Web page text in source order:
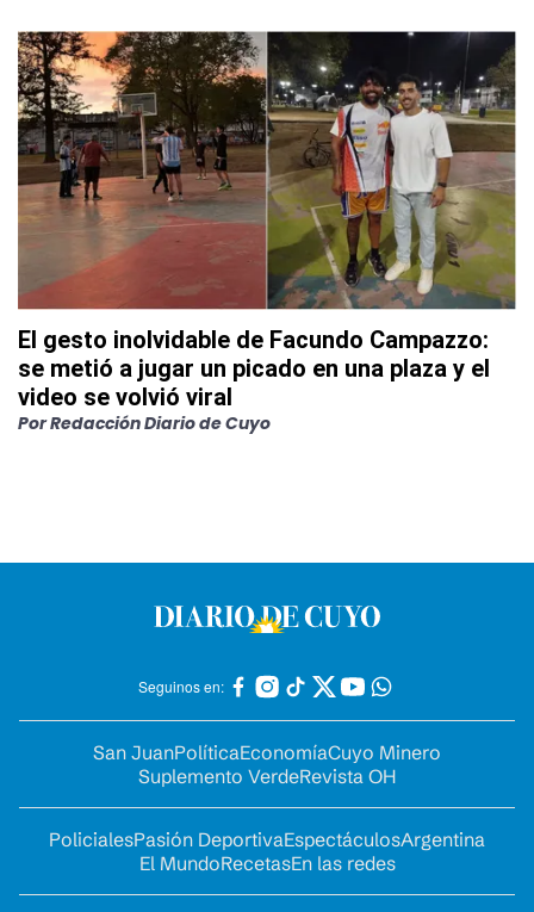
El gesto inolvidable de Facundo Campazzo:
se metió a jugar un picado en una plaza y el
video se volvió viral
PorRedacción Diario de Cuyo
Seguinos en:
San JuanPolíticaEconomíaCuyo Minero
Suplemento VerdeRevista OH
PolicialesPasión DeportivaEspectáculosArgentina
El MundoRecetasEn las redes